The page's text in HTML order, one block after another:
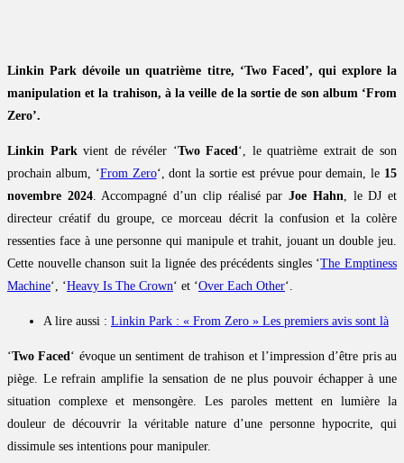
Linkin Park dévoile un quatrième titre, ‘Two Faced’, qui explore la
manipulation et la trahison, à la veille de la sortie de son album ‘From
Zero’.
Linkin Parkvient de révéler ‘Two Faced‘, le quatrième extrait de son
prochain album, ‘From Zero‘, dont la sortie est prévue pour demain, le 15
novembre 2024. Accompagné d’un clip réalisé parJoe Hahn, le DJ et
directeur créatif du groupe, ce morceau décrit la confusion et la colère
ressenties face à une personne qui manipule et trahit, jouant un double jeu.
Cette nouvelle chanson suit la lignée des précédents singles ‘The Emptiness
Machine‘, ‘Heavy Is The Crown‘ et ‘Over Each Other‘.
A lire aussi : Linkin Park : « From Zero » Les premiers avis sont là
‘Two Faced‘ évoque un sentiment de trahison et l’impression d’être pris au
piège. Le refrain amplifie la sensation de ne plus pouvoir échapper à une
situation complexe et mensongère. Les paroles mettent en lumière la
douleur de découvrir la véritable nature d’une personne hypocrite, qui
dissimule ses intentions pour manipuler.